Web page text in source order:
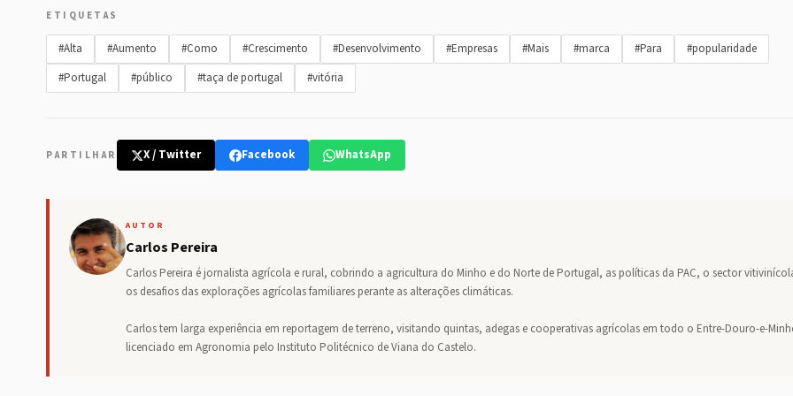
ETIQUETAS
#Alta #Aumento #Como #Crescimento #Desenvolvimento #Empresas #Mais #marca #Para
#popularidade
#Portugal
#público #taça de portugal #vitória
PARTILHAR X / Twitter Facebook WhatsApp
AUTOR
Carlos Pereira
Carlos Pereira é jornalista agrícola e rural, cobrindo a agricultura do Minho e do Norte de Portugal, as políticas da PAC, o sector
os desafios das explorações agrícolas familiares perante as alterações climáticas.
Carlos tem larga experiência em reportagem de terreno, visitando quintas, adegas e cooperativas agrícolas em todo o Entre-Douro-e-
licenciado em Agronomia pelo Instituto Politécnico de Viana do Castelo.